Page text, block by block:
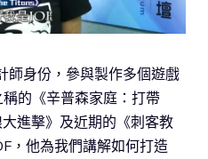
師身份，參與製作多個遊戲
的《辛普森家庭：打帶
進擊》及近期的《刺客教
，他為我們講解如何打造